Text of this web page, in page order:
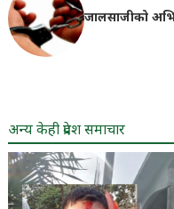
जालसाजीको
अन्य केही प्रदेश समाचार